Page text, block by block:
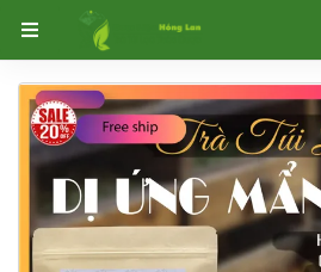
Trang chủ Trà Túi Lọc Thảo Dược